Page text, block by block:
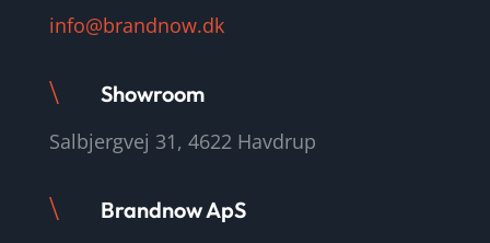
info@brandnow.dk
\ Showroom
Salbjergvej 31, 4622 Havdrup
\ Brandnow ApS